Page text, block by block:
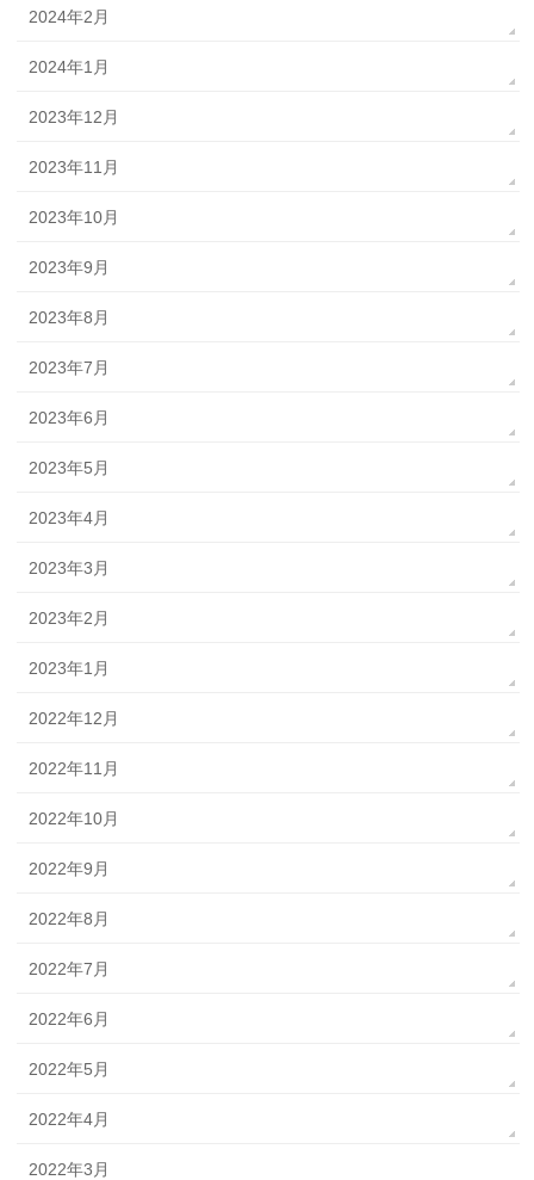
2024年2月
2024年1月
2023年12月
2023年11月
2023年10月
2023年9月
2023年8月
2023年7月
2023年6月
2023年5月
2023年4月
2023年3月
2023年2月
2023年1月
2022年12月
2022年11月
2022年10月
2022年9月
2022年8月
2022年7月
2022年6月
2022年5月
2022年4月
2022年3月